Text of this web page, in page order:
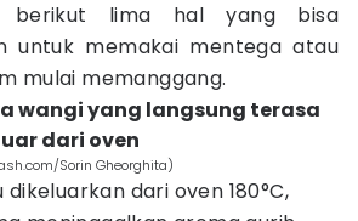
berikut lima hal yang bisa
untuk memakai mentega atau
mulai memanggang.
wangi yang langsung terasa
dari oven
Sorin Gheorghita)
dari oven 180°C,